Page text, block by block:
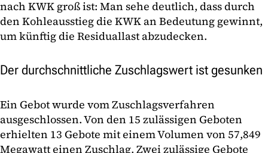
nach KWK groß ist: Man sehe deutlich, dass durch
den Kohleausstieg die KWK an Bedeutung gewinnt,
um künftig die Residuallast abzudecken.
Der durchschnittliche Zuschlagswert ist gesunken
Ein Gebot wurde vom Zuschlagsverfahren
ausgeschlossen. Von den 15 zulässigen Geboten
erhielten 13 Gebote mit einem Volumen von 57,849
Megawatt einen Zuschlag. Zwei zulässige Gebote